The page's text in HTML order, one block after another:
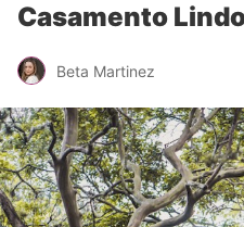
Casamento
Beta Martinez